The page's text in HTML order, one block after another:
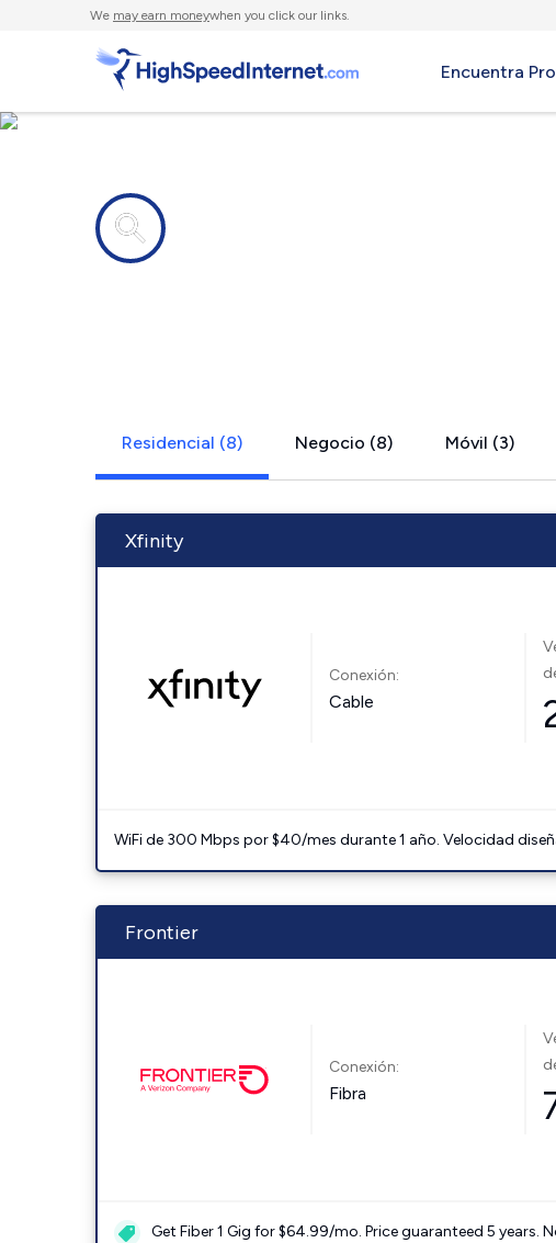
We may earn moneywhen you click our links.
Encuentra
Residencial (8) Negocio (8) Móvil (3)
Xfinity
Conexión:
Cable
WiFi de 300 Mbps por $40/mes durante 1 año. Velocidad
Frontier
Conexión:
Fibra
Get Fiber 1 Gig for $64.99/mo. Price guaranteed 5